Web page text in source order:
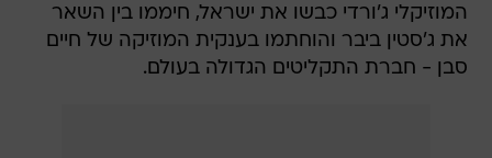
המוזיקלי ג'ורדי כבשו את ישראל, חיממו בין השאר
את ג'סטין ביבר והוחתמו בענקית המוזיקה של חיים
סבן - חברת התקליטים הגדולה בעולם.